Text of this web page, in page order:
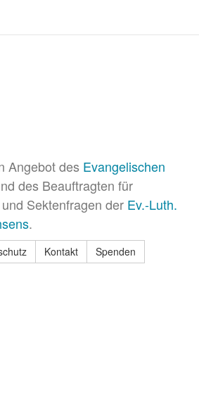
Angebot des Evangelischen
des Beauftragten für
Sektenfragen der Ev.-Luth.
.
Kontakt
Spenden